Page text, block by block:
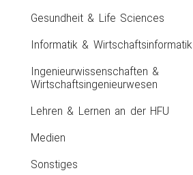
Gesundheit & Life Sciences
Informatik & Wirtschaftsinformatik
Ingenieurwissenschaften &
Wirtschaftsingenieurwesen
Lehren & Lernen an der HFU
Medien
Sonstiges